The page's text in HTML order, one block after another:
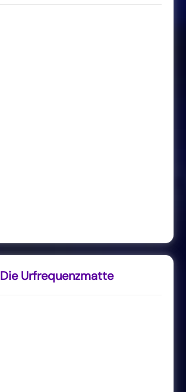
Die Urfrequenzmatte